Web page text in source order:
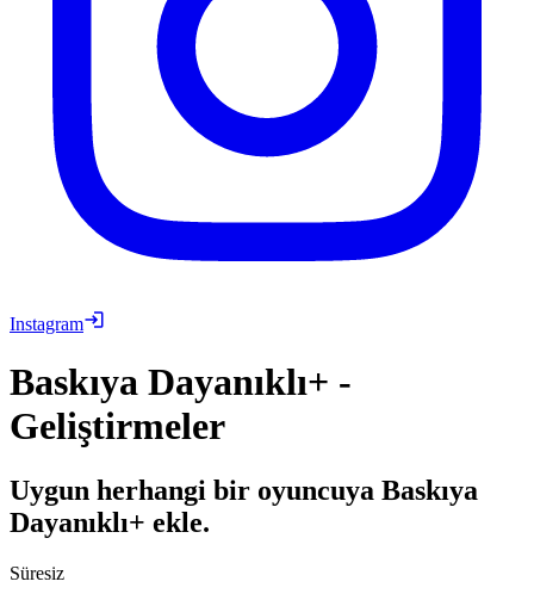
Instagram
Baskıya Dayanıklı+ -
Geliştirmeler
Uygun herhangi bir oyuncuya Baskıya
Dayanıklı+ ekle.
Süresiz